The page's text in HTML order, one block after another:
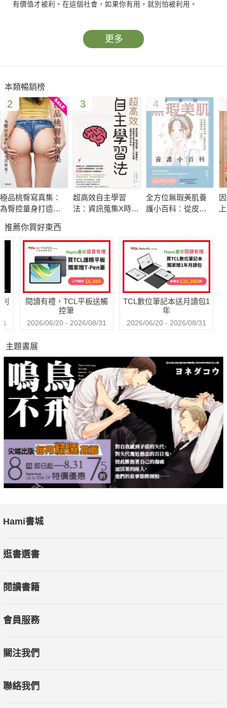
有價值才被利。在這個社會，如果你有用，就別怕被利用。
更多
本類暢銷榜
2
極品桃臀寫真集：
為臀控量身打造的
3
超高效自主學習
法：資訊蒐集X時間
升工作效率皆適用
的五大守則
4
全方位無瑕美肌養
護小百科：從皮膚
一本搞定！
推薦你買好東西
閱讀有禮，TCL平板送觸
控筆
2026/06/20 - 2026/08/31
TCL數位筆記本送月讀包1
年
2026/06/20 - 2026/08/31
主題書展
Hami書城
逛書選書
閱讀書籍
會員服務
關注我們
聯絡我們